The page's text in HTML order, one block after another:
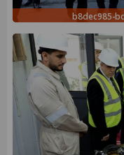
b8dec985-